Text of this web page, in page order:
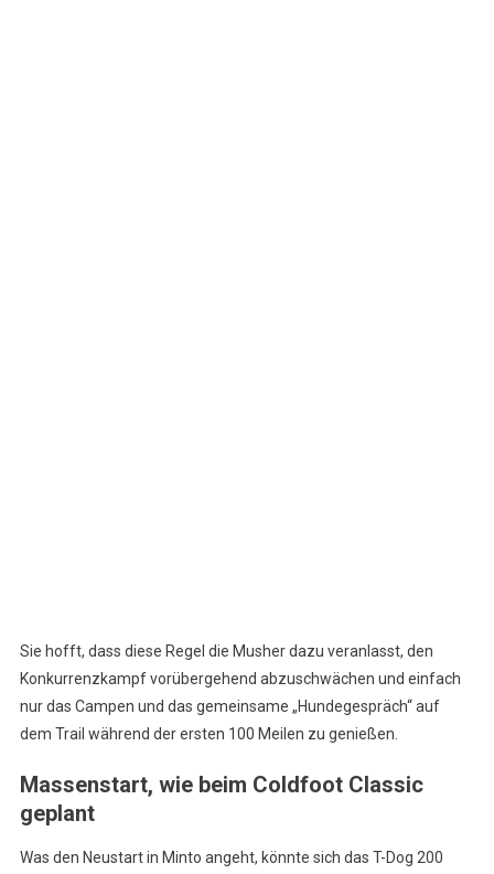
Sie hofft, dass diese Regel die Musher dazu veranlasst, den
Konkurrenzkampf vorübergehend abzuschwächen und einfach
nur das Campen und das gemeinsame „Hundegespräch“ auf
dem Trail während der ersten 100 Meilen zu genießen.
Massenstart, wie beim Coldfoot Classic
geplant
Was den Neustart in Minto angeht, könnte sich das T-Dog 200